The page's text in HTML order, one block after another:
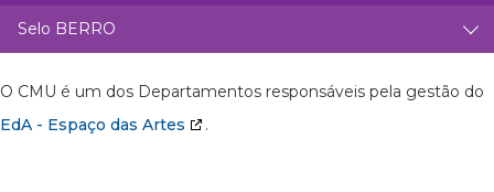
Selo BERRO
O CMU é um dos Departamentos responsáveis pela gestão do
EdA - Espaço das Artes
.